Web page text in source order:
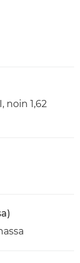
noin 1,62